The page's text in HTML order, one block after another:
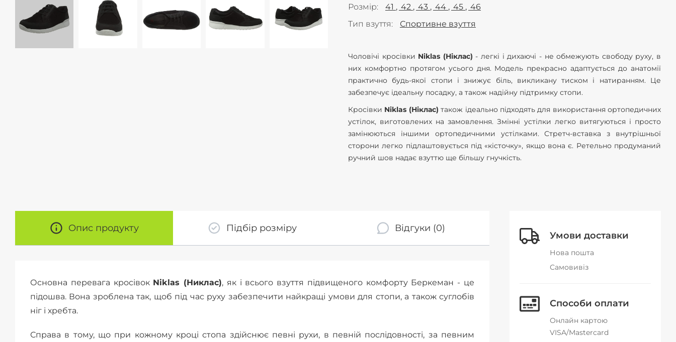
Розмір
41 42 43 44 45
46
Тип взуття
Спортивне взуття
Чоловічі кросівки Niklas (Ніклас) - легкі і дихаючі - не обмежують свободу руху, в
них комфортно протягом усього дня. Модель прекрасно адаптується до анатомії
практично будь-якої стопи і знижує біль, викликану тиском і натиранням. Це
забезпечує ідеальну посадку, а також надійну підтримку стопи.
Кросівки Niklas (Ніклас) також ідеально підходять для використання ортопедичних
устілок, виготовлених на замовлення. Змінні устілки легко витягуються і просто
замінюються іншими ортопедичними устілками. Стретч-вставка з внутрішньої
сторони легко підлаштовується під «кісточку», якщо вона є. Ретельно продуманий
ручний шов надає взуттю ще більшу гнучкість.
Опис продукту Підбір розміру Відгуки (0)
Основна перевага кросівок Niklas (Никлас), як і всього взуття підвищеного комфорту Беркеман - це
підошва. Вона зроблена так, щоб під час руху забезпечити найкращі умови для стопи, а також суглобів
ніг і хребта.
Справа в тому, що при кожному кроці стопа здійснює певні рухи, в певній послідовності, за певним
Умови доставки
Нова пошта
Самовивіз
Способи оплати
Онлайн картою
VISA/Mastercard